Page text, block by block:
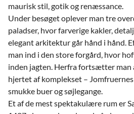
maurisk stil, gotik og renæssance.
Under besøget oplever man tre
paladser, hvor farverige kakler,
elegant arkitektur går hånd i hånd.
man ind i den store forgård, hvor
inden jagten. Herfra fortsætter man
hjertet af komplekset –
smukke buer og søjlegange.
Et af de mest spektakulære rum er